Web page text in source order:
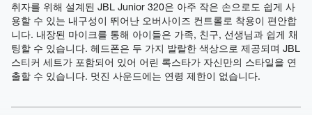
취자를 위해 설계된 JBL Junior 320은 아주 작은 손으로도 쉽게 사
용할 수 있는 내구성이 뛰어난 오버사이즈 컨트롤로 착용이 편안합
니다. 내장된 마이크를 통해 아이들은 가족, 친구, 선생님과 쉽게 채
팅할 수 있습니다. 헤드폰은 두 가지 발랄한 색상으로 제공되며 JBL
스티커 세트가 포함되어 있어 어린 록스타가 자신만의 스타일을 연
출할 수 있습니다. 멋진 사운드에는 연령 제한이 없습니다.